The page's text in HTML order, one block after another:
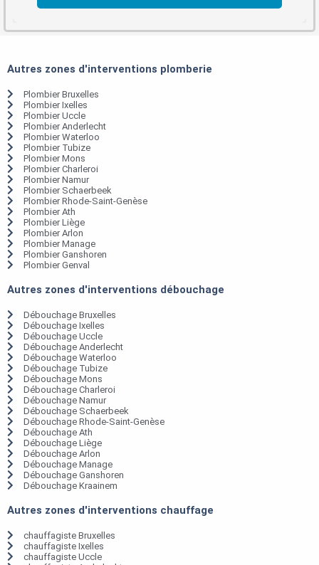
Autres zones d'interventions plomberie
Plombier Bruxelles
Plombier Ixelles
Plombier Uccle
Plombier Anderlecht
Plombier Waterloo
Plombier Tubize
Plombier Mons
Plombier Charleroi
Plombier Namur
Plombier Schaerbeek
Plombier Rhode-Saint-Genèse
Plombier Ath
Plombier Liège
Plombier Arlon
Plombier Manage
Plombier Ganshoren
Plombier Genval
Autres zones d'interventions débouchage
Débouchage Bruxelles
Débouchage Ixelles
Débouchage Uccle
Débouchage Anderlecht
Débouchage Waterloo
Débouchage Tubize
Débouchage Mons
Débouchage Charleroi
Débouchage Namur
Débouchage Schaerbeek
Débouchage Rhode-Saint-Genèse
Débouchage Ath
Débouchage Liège
Débouchage Arlon
Débouchage Manage
Débouchage Ganshoren
Débouchage Kraainem
Autres zones d'interventions chauffage
chauffagiste Bruxelles
chauffagiste Ixelles
chauffagiste Uccle